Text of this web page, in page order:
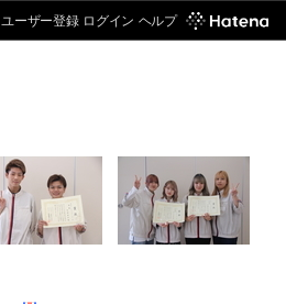
ユーザー登録 ログイン ヘルプ